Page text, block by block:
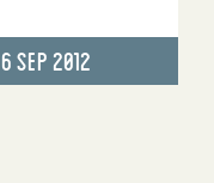
Publié
6 Sep 2012